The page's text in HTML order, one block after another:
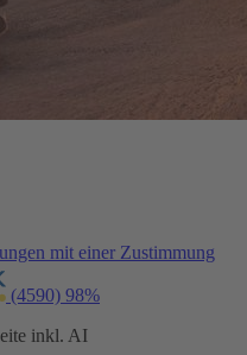
mit einer Zustimmung
(4590) 98%
inkl. AI